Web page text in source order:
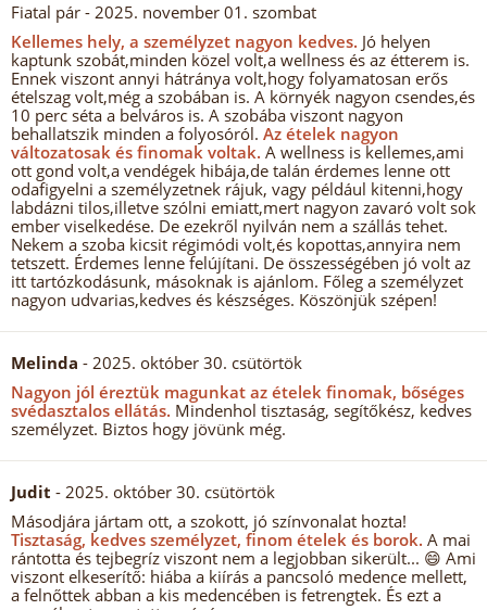
Fiatal pár - 2025. november 01. szombat
Kellemes hely, a személyzet nagyon kedves. Jó helyen
kaptunk szobát,minden közel volt,a wellness és az étterem is.
Ennek viszont annyi hátránya volt,hogy folyamatosan erős
ételszag volt,még a szobában is. A környék nagyon csendes,és
10 perc séta a belváros is. A szobába viszont nagyon
behallatszik minden a folyosóról. Az ételek nagyon
változatosak és finomak voltak. A wellness is kellemes,ami
ott gond volt,a vendégek hibája,de talán érdemes lenne ott
odafigyelni a személyzetnek rájuk, vagy például kitenni,hogy
labdázni tilos,illetve szólni emiatt,mert nagyon zavaró volt sok
ember viselkedése. De ezekről nyilván nem a szállás tehet.
Nekem a szoba kicsit régimódi volt,és kopottas,annyira nem
tetszett. Érdemes lenne felújítani. De összességében jó volt az
itt tartózkodásunk, másoknak is ajánlom. Főleg a személyzet
nagyon udvarias,kedves és készséges. Köszönjük szépen!
Melinda - 2025. október 30. csütörtök
Nagyon jól éreztük magunkat az ételek finomak, bőséges
svédasztalos ellátás. Mindenhol tisztaság, segítőkész, kedves
személyzet. Biztos hogy jövünk még.
Judit - 2025. október 30. csütörtök
Másodjára jártam ott, a szokott, jó színvonalat hozta!
Tisztaság, kedves személyzet, finom ételek és borok. A mai
rántotta és tejbegríz viszont nem a legjobban sikerült... 😄 Ami
viszont elkeserítő: hiába a kiírás a pancsoló medence mellett,
a felnőttek abban a kis medencében is fetrengtek. És ezt a